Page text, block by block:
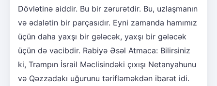
Dövlətinə aiddir. Bu bir zərurətdir. Bu, uzlaşmanın
və ədalətin bir parçasıdır. Eyni zamanda hamımız
üçün daha yaxşı bir gələcək, yaxşı bir gələcək
üçün də vacibdir. Rabiyə Əsəl Atmaca: Bilirsiniz
ki, Trampın İsrail Məclisindəki çıxışı Netanyahunu
və Qəzzadakı uğurunu tərifləməkdən ibarət idi.